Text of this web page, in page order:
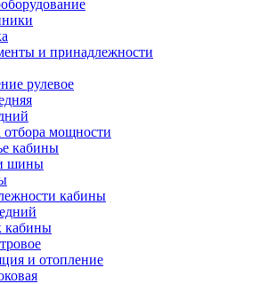
и принадлежности
рулевое
отбора мощности
кабины
шины
кабины
кабины
и отопление